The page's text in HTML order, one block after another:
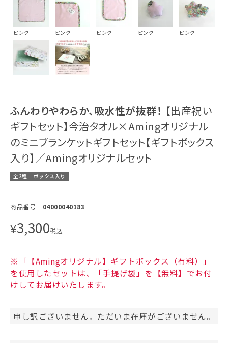
ピンク ピンク ピンク ピンク ピンク
ふんわりやわらか、吸水性が抜群！ 【出産祝い
ギフトセット】今治タオル×Amingオリジナル
のミニブランケットギフトセット【ギフトボックス
入り】／Amingオリジナルセット
全2種 ボックス入り
商品番号 04000040183
¥3,300税込
※「【Amingオリジナル】ギフトボックス（有料）」
を使用したセットは、「手提げ袋」を【無料】でお付
けしてお届けいたします。
申し訳ございません。ただいま在庫がございません。